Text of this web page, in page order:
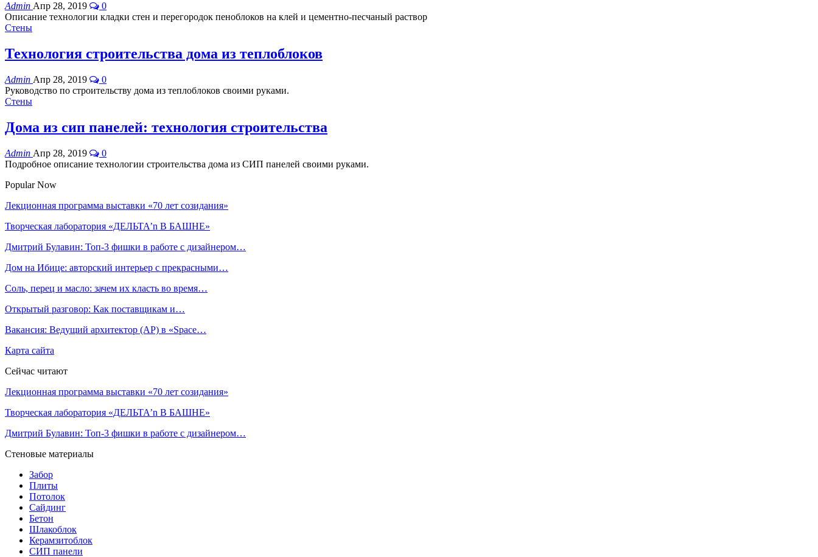
Admin Апр 28, 2019
0
Описание технологии кладки стен и перегородок пеноблоков на клей и цементно-песчаный раствор
Стены
Технология строительства дома из теплоблоков
Admin Апр 28, 2019
0
Руководство по строительству дома из теплоблоков своими руками.
Стены
Дома из сип панелей: технология строительства
Admin Апр 28, 2019
0
Подробное описание технологии строительства дома из СИП панелей своими руками.
Popular Now
Лекционная программа выставки «70 лет созидания»
Творческая лаборатория «ДЕЛЬТА’n В БАШНЕ»
Дмитрий Булавин: Топ-3 фишки в работе с дизайнером…
Дом на Ибице: авторский интерьер с прекрасными…
Соль, перец и масло: зачем их класть во время…
Открытый разговор: Как поставщикам и…
Вакансия: Ведущий архитектор (АР) в «Space…
Карта сайта
Сейчас читают
Лекционная программа выставки «70 лет созидания»
Творческая лаборатория «ДЕЛЬТА’n В БАШНЕ»
Дмитрий Булавин: Топ-3 фишки в работе с дизайнером…
Стеновые материалы
Забор
Плиты
Потолок
Сайдинг
Бетон
Шлакоблок
Керамзитоблок
СИП панели